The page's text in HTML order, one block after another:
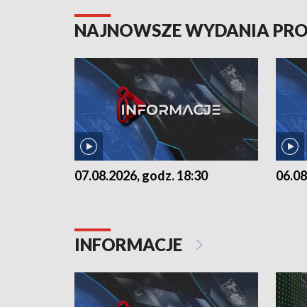
NAJNOWSZE WYDANIA
07.08.2026, godz. 18:30
INFORMACJE